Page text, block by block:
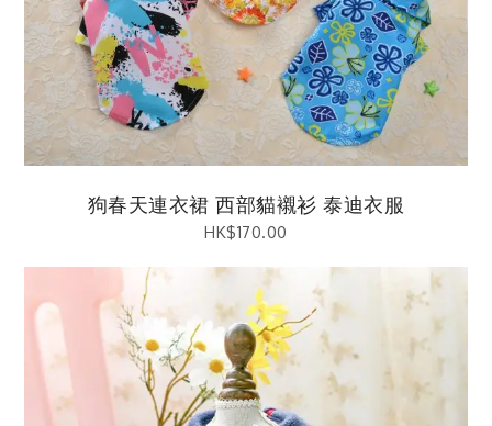
狗春天連衣裙 西部貓襯衫 泰迪衣服
HK$170.00